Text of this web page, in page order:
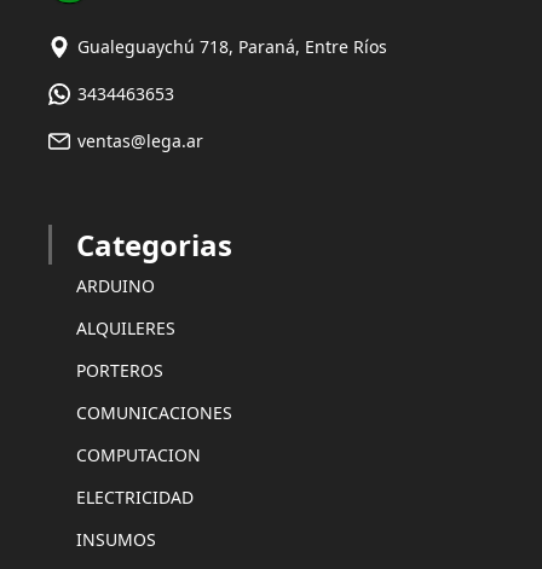
Gualeguaychú 718, Paraná, Entre Ríos
3434463653
ventas@lega.ar
Categorias
ARDUINO
ALQUILERES
PORTEROS
COMUNICACIONES
COMPUTACION
ELECTRICIDAD
INSUMOS